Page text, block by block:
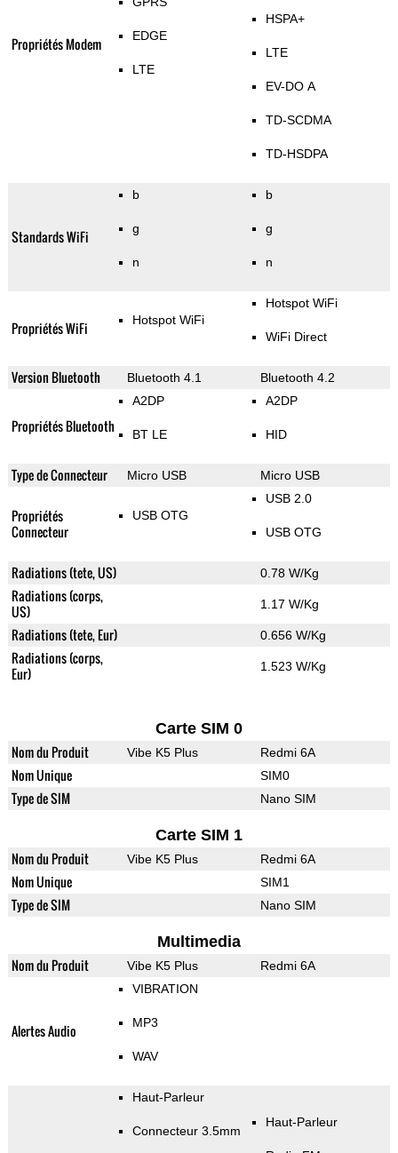
Propriétés Modem EDGE
LTE
HSPA+
LTE
EV-DO A
TD-SCDMA
TD-HSDPA
Standards WiFi
b
g
n
b
g
n
Propriétés WiFi Hotspot WiFi
Hotspot WiFi
WiFi Direct
Version Bluetooth Bluetooth 4.1 Bluetooth 4.2
Propriétés Bluetooth
A2DP
BT LE
A2DP
HID
Type de Connecteur Micro USB Micro USB
Propriétés
Connecteur
USB OTG
USB 2.0
USB OTG
Radiations (tete, US) 0.78 W/Kg
Radiations (corps,
US)
1.17 W/Kg
Radiations (tete, Eur) 0.656 W/Kg
Radiations (corps,
Eur)
1.523 W/Kg
Carte SIM 0
Nom du Produit Vibe K5 Plus Redmi 6A
Nom Unique SIM0
Type de SIM Nano SIM
Carte SIM 1
Nom du Produit Vibe K5 Plus Redmi 6A
Nom Unique SIM1
Type de SIM Nano SIM
Multimedia
Nom du Produit Vibe K5 Plus Redmi 6A
Alertes Audio
VIBRATION
MP3
WAV
Haut-Parleur
Connecteur 3.5mm
Haut-Parleur